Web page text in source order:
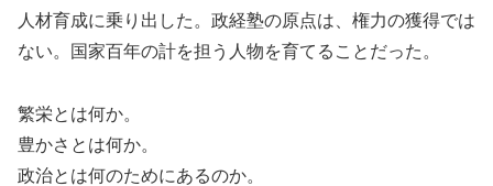
人材育成に乗り出した。政経塾の原点は、権力の獲得では
ない。国家百年の計を担う人物を育てることだった。
繁栄とは何か。
豊かさとは何か。
政治とは何のためにあるのか。